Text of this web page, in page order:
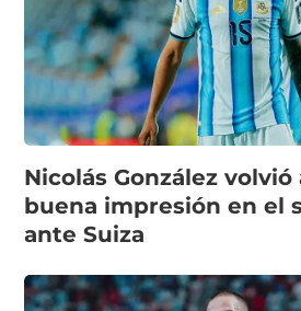
Nicolás González volvió
buena impresión en el
ante Suiza